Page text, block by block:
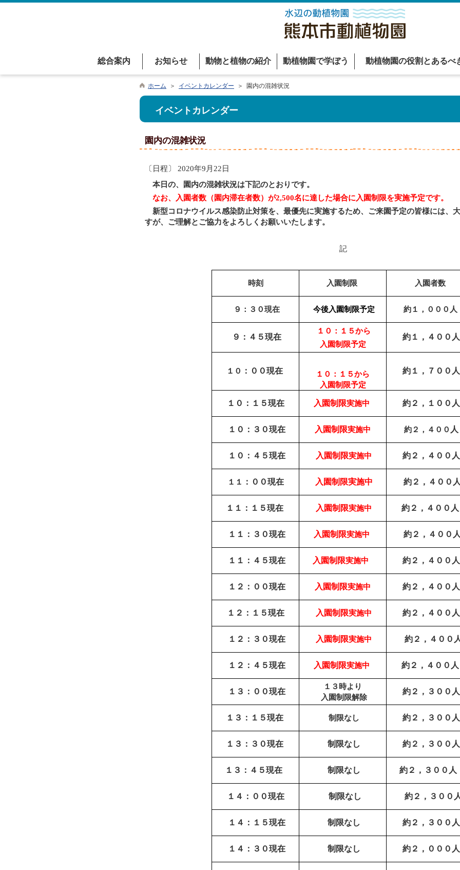
総合案内 お知らせ 動物と植物の紹介 動植物園で学ぼう 動植物園の役割とあるべ
ホーム ＞ イベントカレンダー ＞ 園内の混雑状況
イベントカレンダー
園内の混雑状況
〔日程〕 2020年9月22日
本日の、園内の混雑状況は下記のとおりです。
なお、入園者数（園内滞在者数）が2,500名に達した場合に入園制限を実施予定です。
新型コロナウイルス感染防止対策を、最優先に実施するため、ご来園予定の皆様には、
すが、ご理解とご協力をよろしくお願いいたします。
記
時刻 入園制限 入園者数
９：３０現在 今後入園制限予定 約１，０００人
９：４５現在
１０：１５から
入園制限予定
約１，４００人
１０ ：００現在
１０：１５から
入園制限予定
約１，７００人
１０ ：１５現在 入園制限実施中 約２，１００人
１０ ：３０現在 入園制限実施中 約２，４００ 人
１０ ：４５現在 入園制限実施中 約２，４００ 人
１１ ：００現在 入園制限実施中 約２，４００ 人
１１ ：１５現在 入園制限実施中 約２，４００ 人
１１ ：３０現在 入園制限実施中 約２，４００ 人
１１ ：４５現在 入園制限実施中 約２，４００ 人
１２：００現在 入園制限実施中 約２，４００ 人
１２：１５現在 入園制限実施中 約２，４００ 人
１２：３０現在 入園制限実施中 約２，４００
１２：４５現在 入園制限実施中 約２，４００ 人
１３：００現在
１３時より
入園制限解除
約２，３００ 人
１３：１５現在 制限なし 約２，３００ 人
１３：３０現在 制限なし 約２，３００ 人
１３：４５現在 制限なし 約２，３００ 人
１４：００現在 制限なし 約２，３００
１４：１５現在 制限なし 約２，３００ 人
１４：３０現在 制限なし 約２，０００ 人